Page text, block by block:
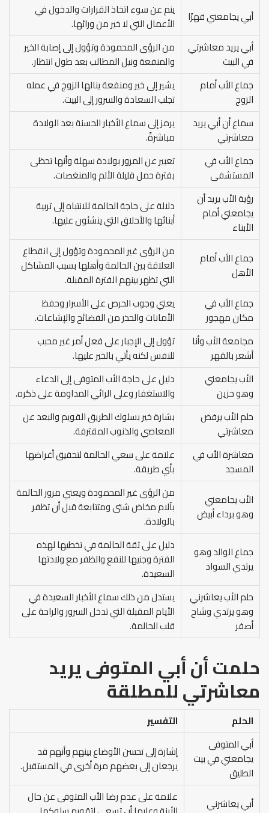
أبي يجامعني قهرًا
ينم عن سوء اتخاذ القرارات والدخول في
الأعمال التي لا خير من ورائها.
أبي يريد معاشرتي
في البيت
من الرؤى المحمودة وتؤول إلى إصابة الخير
والمنفعة ونيل المطالب بعد طول انتظار.
جماع الأب أمام
الزوج
يشير إلى خير ومنفعة ينالها الزوج في عمله
تجلب السعادة والسرور إلى البيت.
سماع أن أبي يريد
معاشرتي
يرمز إلى سماع الأخبار الحسنة بعد الولادة
مباشرةً.
جماع الأب في
المستشفى
تعبير عن المرور بولادة سهلة وأنها تحظى
بفترة حمل قليلة الألم والمنغصات.
رؤية الأب يريد أن
يجامعني أمام
الأبناء
دلالة على حاجة الحالمة للانتباه إلى تربية
أبنائها والأحلاق التي ينشئون عليها.
جماع الأب أمام
الأهل
من الرؤى غير المحمودة وتؤول إلى انقطاع
العلاقة بين الحالمة وأهلها بسبب المشاكل
التي تظهر بينهم الفترة المقبلة.
جماع الأب في
مكان مهجور
يعني وجوب الحرص على الأسرار وحفظ
الأمانات والحذر من الفضائح والإشاعات.
مجامعة الأب وأنا
أشعر بالقهر
تؤول إلى الإجبار على فعل أمر غير محبب
للنفس لكنه يأتي بالخير عليها.
الأب يجامعني
وهو حزين
دليل على حاجة الأب المتوفى إلى الدعاء
والاستغفار وعلى الرائي المداومة على ذكره.
حلم الأب يرفض
معاشرتي
بشارة خير بسلوك الطريق القويم والبعد عن
المعاصي والذنوب المقترفة.
معاشرة الأب في
المسجد
علامة على سعي الحالمة لتحقيق أغراضها
بأي طريقة.
الأب يجامعني
وهو برداء أبيض
من الرؤى غير المحمودة ويعني مرور الحالمة
بآلام مخاض شتى ومتتابعة قبل أن تظفر
بالولادة.
جماع الوالد وهو
يرتدي السواد
دليل على ثقة الحالمة في تخطيها لهذه
الفترة وجنيها للنفع والظفر مع ولادتها
السعيدة.
حلم الأب يعاشرني
وهو يرتدي وشاح
أصفر
يستدل من ذلك سماع الأخبار السعيدة في
الأيام المقبلة التي تدخل السرور والراحة على
قلب الحالمة.
حلمت أن أبي المتوفى يريد
معاشرتي للمطلقة
الحلم
التفسير
أبي المتوفى
يجامعني في بيت
الطليق
إشارة إلى تحسن الأوضاع بينهم وأنهم قد
يرجعان إلى بعضهم مرة أخرى في المستقبل.
أبي يعاشرني
علامة على عدم رضا الأب المتوفى عن حال